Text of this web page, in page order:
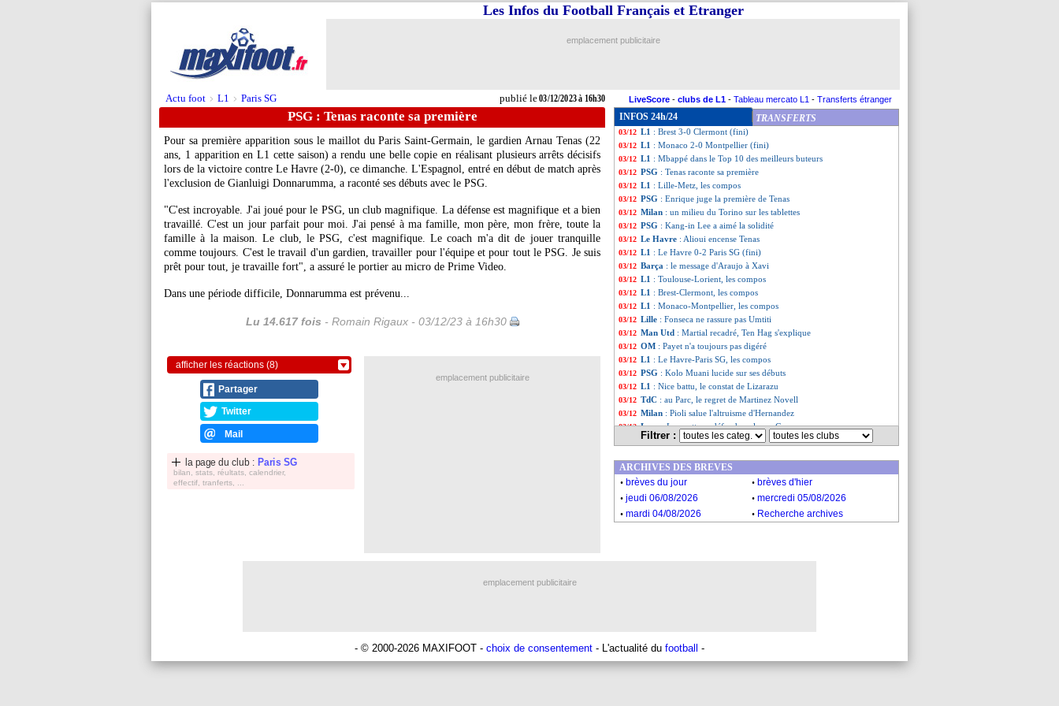
Actu foot > L1 > Paris SG publié le03/12/2023 à 16h30
Les Infos du Football Français et Etranger
emplacement publicitaire
LiveScore - clubs de L1 - Tableau mercato L1 - Transferts étranger
PSG : Tenas raconte sa première
Pour sa première apparition sous le maillot du Paris Saint-Germain, le gardien ArnauTenas (22
ans, 1 apparition en L1 cette saison) a rendu une belle copie en réalisant plusieurs arrêts décisifs
lors de la victoire contre Le Havre (2-0), ce dimanche. L'Espagnol, entré en début de match après
l'exclusion de Gianluigi Donnarumma, a raconté ses débuts avec le PSG.
"C'est incroyable. J'ai joué pour le PSG, un club magnifique. La défense est magnifique et a bien
travaillé. C'est un jour parfait pour moi. J'ai pensé à ma famille, mon père, mon frère, toute la
famille à la maison. Le club, le PSG, c'est magnifique. Le coach m'a dit de jouer tranquille
comme toujours. C'est le travail d'un gardien, travailler pour l'équipe et pour tout le PSG. Je suis
prêt pour tout, je travaille fort", a assuré le portier au micro de Prime Video.
Dans une période difficile, Donnarumma est prévenu...
Lu 14.617 fois - Romain Rigaux - 03/12/23 à 16h30
afficher les réactions (8)
Partager
Twitter
Mail
la page du club : Paris SG
bilan, stats, réultats, calendrier,
effectif, tranferts, ...
INFOS 24h/24 TRANSFERTS
03/12 All.: Dortmund freine Leverkusen
03/12 Lille: N. Bentaleb - "on est une meute"
03/12 Ang.: la folle victoire de Liverpool !
03/12 L1: Toulouse 1-1 Lorient (fini)
03/12 L1 : Brest 3-0 Clermont (fini)
03/12 L1 : Monaco 2-0 Montpellier (fini)
03/12 L1 : Mbappé dans le Top 10 des meilleurs buteurs
03/12 PSG : Tenas raconte sa première
03/12 L1 : Lille-Metz, les compos
03/12 PSG : Enrique juge la première de Tenas
03/12 Milan : un milieu du Torino sur les tablettes
03/12 PSG : Kang-in Lee a aimé la solidité
03/12 Le Havre : Alioui encense Tenas
03/12 L1 : Le Havre 0-2 Paris SG (fini)
03/12 Barça : le message d'Araujo à Xavi
03/12 L1 : Toulouse-Lorient, les compos
03/12 L1 : Brest-Clermont, les compos
03/12 L1 : Monaco-Montpellier, les compos
03/12 Lille : Fonseca ne rassure pas Umtiti
03/12 Man Utd : Martial recadré, Ten Hag s'explique
03/12 OM : Payet n'a toujours pas digéré
03/12 L1 : Le Havre-Paris SG, les compos
03/12 PSG : Kolo Muani lucide sur ses débuts
03/12 L1 : Nice battu, le constat de Lizarazu
03/12 TdC : au Parc, le regret de Martinez Novell
03/12 Milan : Pioli salue l'altruisme d'Hernandez
03/12 Lyon: Lacazette se défend sur le cas Grosso
EdF: Diallo fixe l'objectif à l'Euro
03/12 EdF: l'avis de Lizarazu sur le groupe de l'Euro
03/12 Nantes : poignardé, un supporter est décédé
Liste des brèves du sam. 2 décembre 2023
Filtrer :
emplacement publicitaire
ARCHIVES DES BREVES
. brèves du jour . brèves d'hier
. jeudi 06/08/2026 . mercredi 05/08/2026
. mardi 04/08/2026 . Recherche archives
emplacement publicitaire
- © 2000-2026 MAXIFOOT - choix de consentement - L'actualité du football -